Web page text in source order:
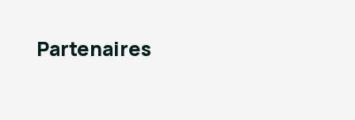
Partenaires